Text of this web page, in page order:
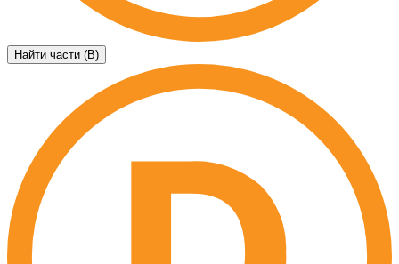
Найти части (B)